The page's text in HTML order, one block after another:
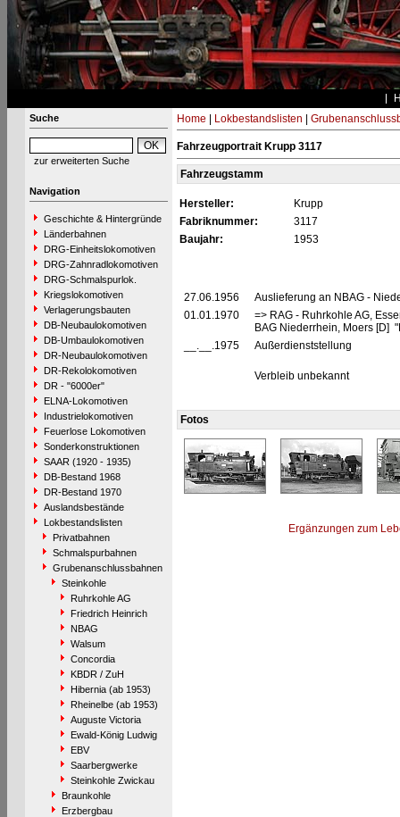
Suche
zur erweiterten Suche
Navigation
Geschichte & Hintergründe
Länderbahnen
DRG-Einheitslokomotiven
DRG-Zahnradlokomotiven
DRG-Schmalspurlok.
Kriegslokomotiven
Verlagerungsbauten
DB-Neubaulokomotiven
DB-Umbaulokomotiven
DR-Neubaulokomotiven
DR-Rekolokomotiven
DR - "6000er"
ELNA-Lokomotiven
Industrielokomotiven
Feuerlose Lokomotiven
Sonderkonstruktionen
SAAR (1920 - 1935)
DB-Bestand 1968
DR-Bestand 1970
Auslandsbestände
Lokbestandslisten
Privatbahnen
Schmalspurbahnen
Grubenanschlussbahnen
Steinkohle
Ruhrkohle AG
Friedrich Heinrich
NBAG
Walsum
Concordia
KBDR / ZuH
Hibernia (ab 1953)
Rheinelbe (ab 1953)
Auguste Victoria
Ewald-König Ludwig
EBV
Saarbergwerke
Steinkohle Zwickau
Braunkohle
Erzbergbau
Home Lokbestandslisten
Fahrzeugportrait Krupp 3117
Fahrzeugstamm
Hersteller:
Krupp
Fabriknummer:
3117
Baujahr:
1953
27.06.1956
Auslieferung an NBAG -
01.01.1970
=> RAG - Ruhrkohle AG,
BAG Niederrhein, Moers [D]
__.__.1975
Außerdienststellung
Verbleib unbekannt
Fotos
Ergänzungen zum